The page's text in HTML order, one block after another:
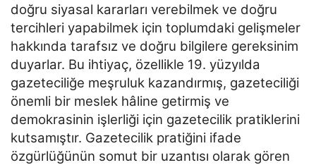
doğru siyasal kararları verebilmek ve doğru
tercihleri yapabilmek için toplumdaki gelişmeler
hakkında tarafsız ve doğru bilgilere gereksinim
duyarlar. Bu ihtiyaç, özellikle 19. yüzyılda
gazeteciliğe meşruluk kazandırmış, gazeteciliği
önemli bir meslek hâline getirmiş ve
demokrasinin işlerliği için gazetecilik pratiklerini
kutsamıştır. Gazetecilik pratiğini ifade
özgürlüğünün somut bir uzantısı olarak gören